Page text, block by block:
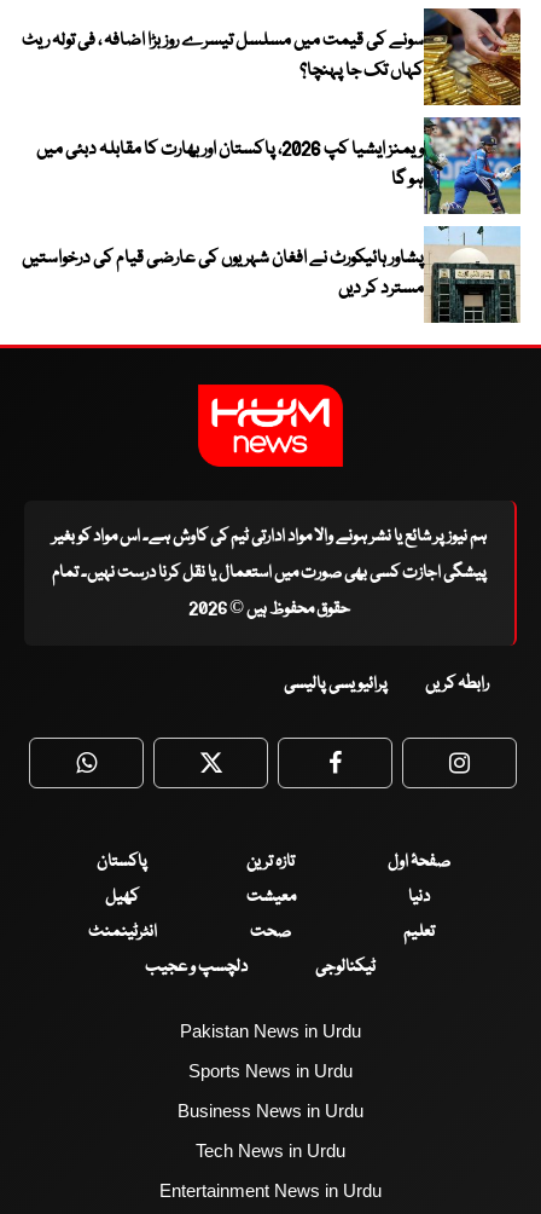
سونے کی قیمت میں مسلسل تیسرے روز بڑا اضافہ ، فی تولہ ریٹ
کہاں تک جا پہنچا؟
ویمنز ایشیا کپ 2026، پاکستان اور بھارت کا مقابلہ دبئی میں
ہو گا
پشاور ہائیکورٹ نے افغان شہریوں کی عارضی قیام کی درخواستیں
مسترد کر دیں
ہم نیوز پر شائع یا نشر ہونے والا مواد ادارتی ٹیم کی کاوش ہے۔ اس مواد کو بغیر
پیشگی اجازت کسی بھی صورت میں استعمال یا نقل کرنا درست نہیں۔ تمام
حقوق محفوظ ہیں © 2026
رابطہ کریں پرائیویسی پالیسی
WhatsApp Twitter Facebook
صفحۂ اول تازہ ترین
پاکستان
دنیا
معیشت
کھیل
تعلیم
صحت
انٹرٹینمنٹ
ٹیکنالوجی
دلچسپ و عجیب
Pakistan News in Urdu
Sports News in Urdu
Business News in Urdu
Tech News in Urdu
Entertainment News in Urdu